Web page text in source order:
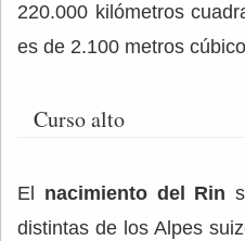
220.000 kilómetros
es de 2.100 metros
Curso alto
El nacimiento del Rin
distintas de los Alpes